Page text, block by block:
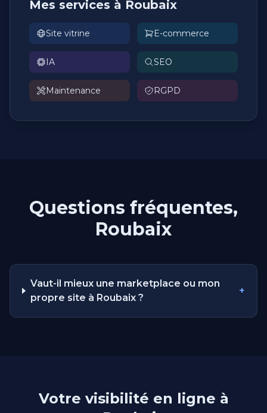
Mes services à Roubaix
Site vitrine E-commerce
IA SEO
Maintenance RGPD
Questions fréquentes,
Roubaix
Vaut-il mieux une marketplace ou mon
propre site à Roubaix ?
+
Votre visibilité en ligne à